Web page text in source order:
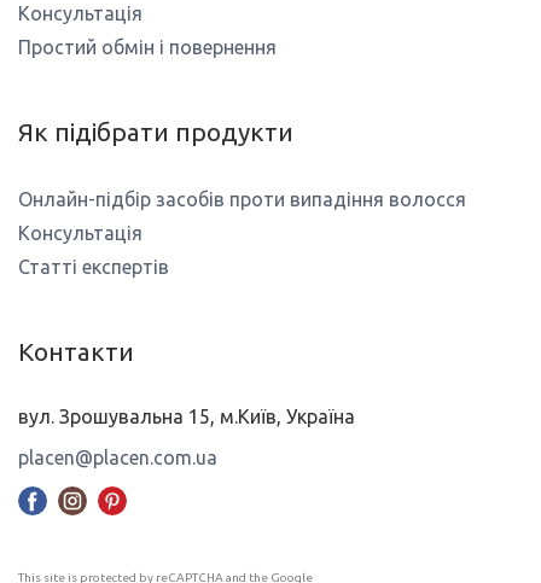
Консультація
Простий обмін і повернення
Як підібрати продукти
Онлайн-підбір засобів проти випадіння волосся
Консультація
Статті експертів
Контакти
вул. Зрошувальна 15, м.Київ, Україна
placen@placen.com.ua
This site is protected by reCAPTCHA and the Google